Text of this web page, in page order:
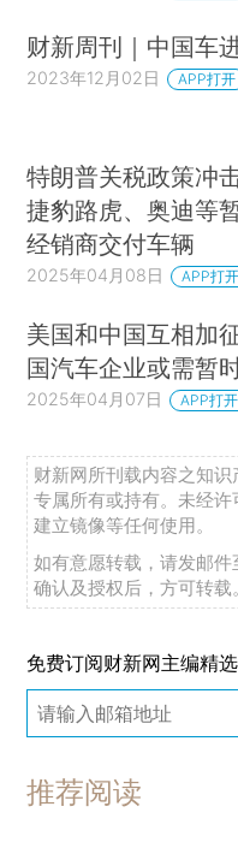
财新周刊｜中国车
2023年12月02日 APP打开
特朗普关税政策冲
捷豹路虎、奥迪等
经销商交付车辆
2025年04月08日 APP打开
美国和中国互相加
国汽车企业或需暂
2025年04月07日 APP打开
财新网所刊载内容之知
专属所有或持有。未经
建立镜像等任何使用。
如有意愿转载，请发邮件
确认及授权后，方可转载。
免费订阅财新网主编精
推荐阅读